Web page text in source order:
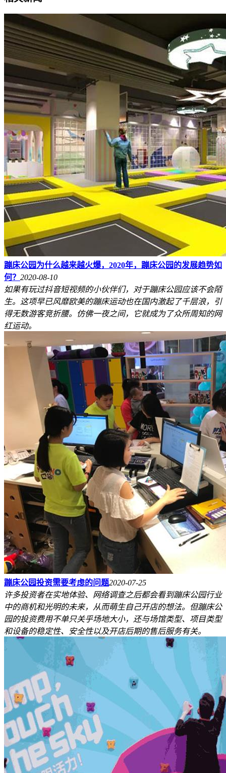
蹦床公园为什么越来越火爆，2020年，蹦床公园的发展趋势如
何？ 2020-08-10
如果有玩过抖音短视频的小伙伴们，对于蹦床公园应该不会陌
生。这项早已风靡欧美的蹦床运动也在国内激起了千层浪，引
得无数游客竞折腰。仿佛一夜之间，它就成为了众所周知的网
红运动。
蹦床公园投资需要考虑的问题2020-07-25
许多投资者在实地体验、网络调查之后都会看到蹦床公园行业
中的商机和光明的未来，从而萌生自己开店的想法。但蹦床公
园的投资费用不单只关乎场地大小，还与场馆类型、项目类型
和设备的稳定性、安全性以及开店后期的售后服务有关。